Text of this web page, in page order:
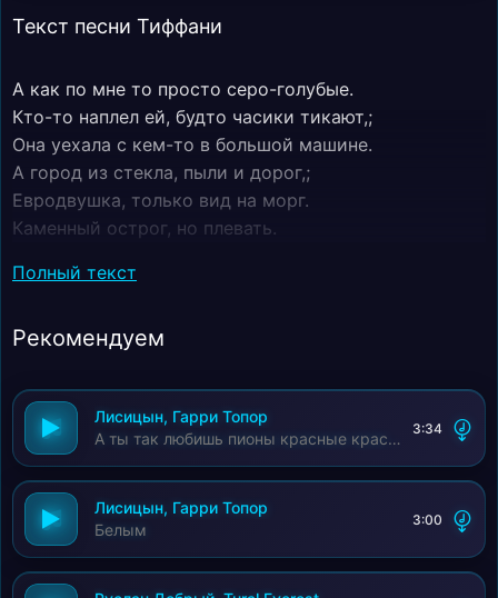
Текст песни Тиффани
А как по мне то просто серо-голубые.
Кто-то наплел ей, будто часики тикают,;
Она уехала с кем-то в большой машине.
А город из стекла, пыли и дорог,;
Евродвушка, только вид на морг.
Каменный острог, но плевать.
Бушует черное море,;
Бушует чёрное море за рифами,;
Блестит улыбка в лазурном сиянии,;
И я найду её в каждом дыхании.
Гитара манит аккордами, риффами,;
А у меня настроение тиффани.
Душа поэта не терпит признания.
Прощайте. Au Revoir. До свидания.
До свидания.
До свидания.
Полный текст
Рекомендуем
Лисицын, Гарри Топор
А ты так любишь пионы красные красные
3:34
Лисицын, Гарри Топор
Белым
3:00